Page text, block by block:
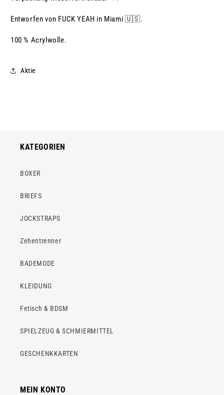
Entworfen von FUCK YEAH in Miami 🇺🇸.
100 % Acrylwolle.
Aktie
KATEGORIEN
BOXER
BRIEFS
JOCKSTRAPS
Zehentrenner
BADEMODE
KLEIDUNG
Fetisch & BDSM
SPIELZEUG & SCHMIERMITTEL
GESCHENKKARTEN
MEIN KONTO